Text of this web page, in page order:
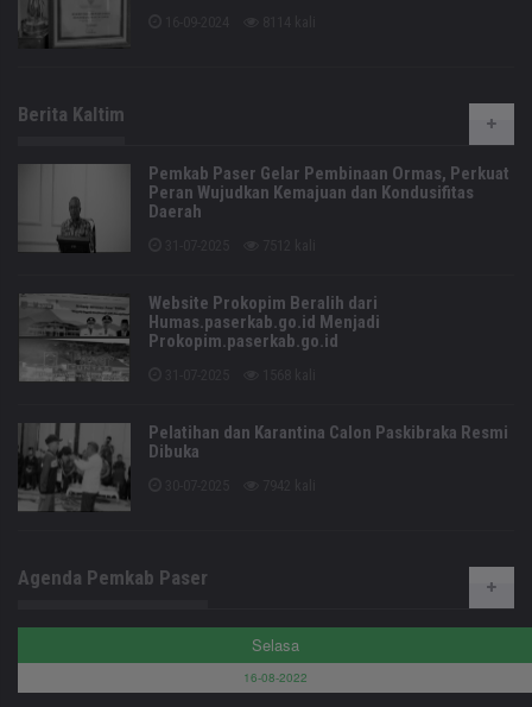
Berita Kaltim
Pemkab Paser Gelar Pembinaan Ormas, Perkuat
Peran Wujudkan Kemajuan dan Kondusifitas
Daerah
Website Prokopim Beralih dari
Humas.paserkab.go.id Menjadi
Prokopim.paserkab.go.id
Pelatihan dan Karantina Calon Paskibraka Resmi
Dibuka
Agenda Pemkab Paser
Selasa
16-08-2022